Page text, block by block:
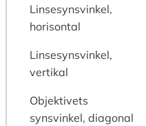
Linsesynsvinkel,
horisontal
Linsesynsvinkel,
vertikal
Objektivets
synsvinkel, diagonal